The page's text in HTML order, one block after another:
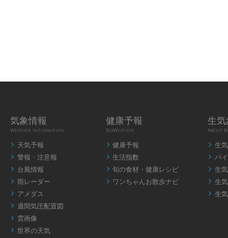
気象情報
Weather Information
 天気予報
 警報・注意報
 台風情報
 雨レーダー
 アメダス
 週間気圧配置図
 雲画像
 世界の天気
健康予報
BioWeather
 健康予報
 生活指数
 旬の食材・健康レシピ
 ワンちゃんお散歩ナビ
生気
About
 生
 バ
 生
 生
 生